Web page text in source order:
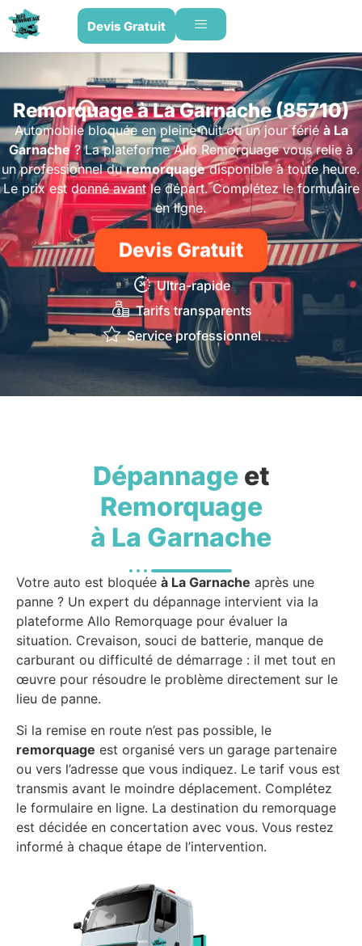
Devis Gratuit
Remorquage à La Garnache (85710)
Automobile bloquée en pleine nuit ou un jour férié à La
Garnache? La plateforme Allo Remorquage vous relie à
un professionnel duremorquagedisponible à toute heure.
Le prix est donné avant le départ. Complétez le formulaire
en ligne.
Devis Gratuit
Ultra-rapide
Tarifs transparents
Service professionnel
Dépannageet
Remorquage
à La Garnache
Votre auto est bloquée à La Garnache après une
panne ? Un expert du dépannage intervient via la
plateforme Allo Remorquage pour évaluer la
situation. Crevaison, souci de batterie, manque de
carburant ou difficulté de démarrage : il met tout en
œuvre pour résoudre le problème directement sur le
lieu de panne.
Si la remise en route n’est pas possible, le
remorquage est organisé vers un garage partenaire
ou vers l’adresse que vous indiquez. Le tarif vous est
transmis avant le moindre déplacement. Complétez
le formulaire en ligne. La destination du remorquage
est décidée en concertation avec vous. Vous restez
informé à chaque étape de l’intervention.